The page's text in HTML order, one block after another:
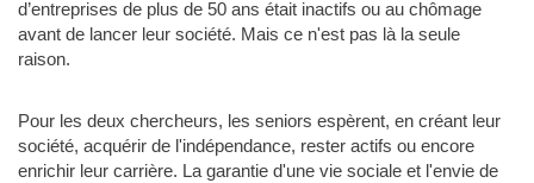
d’entreprises de plus de 50 ans était inactifs ou au chômage
avant de lancer leur société. Mais ce n'est pas là la seule
raison.
Pour les deux chercheurs, les seniors espèrent, en créant leur
société, acquérir de l'indépendance, rester actifs ou encore
enrichir leur carrière. La garantie d'une vie sociale et l'envie de